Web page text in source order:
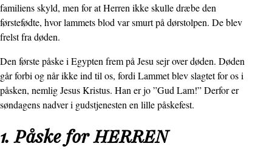
familiens skyld, men for at Herren ikke skulle dræbe den
førstefødte, hvor lammets blod var smurt på dørstolpen. De blev
frelst fra døden.
Den første påske i Egypten frem på Jesu sejr over døden. Døden
går forbi og når ikke ind til os, fordi Lammet blev slagtet for os i
påsken, nemlig Jesus Kristus. Han er jo ”Gud Lam!” Derfor er
søndagens nadver i gudstjenesten en lille påskefest.
1. Påske for HERREN